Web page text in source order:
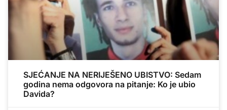
SJEĆANJE NA NERIJEŠENO UBISTVO: Sedam
godina nema odgovora na pitanje: Ko je ubio
Davida?